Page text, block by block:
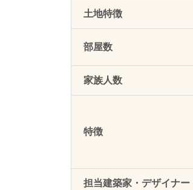
土地特徴
部屋数
家族人数
特徴
担当建築家・デザイナー